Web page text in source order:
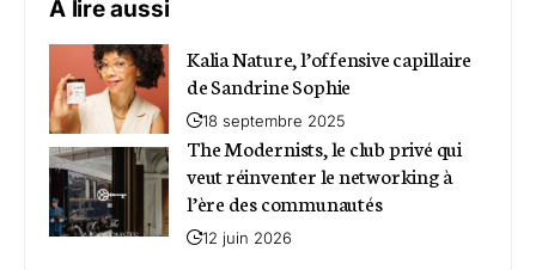
A lire aussi
Kalia Nature, l’offensive capillaire
de Sandrine Sophie
18 septembre 2025
The Modernists, le club privé qui
veut réinventer le networking à
l’ère des communautés
12 juin 2026